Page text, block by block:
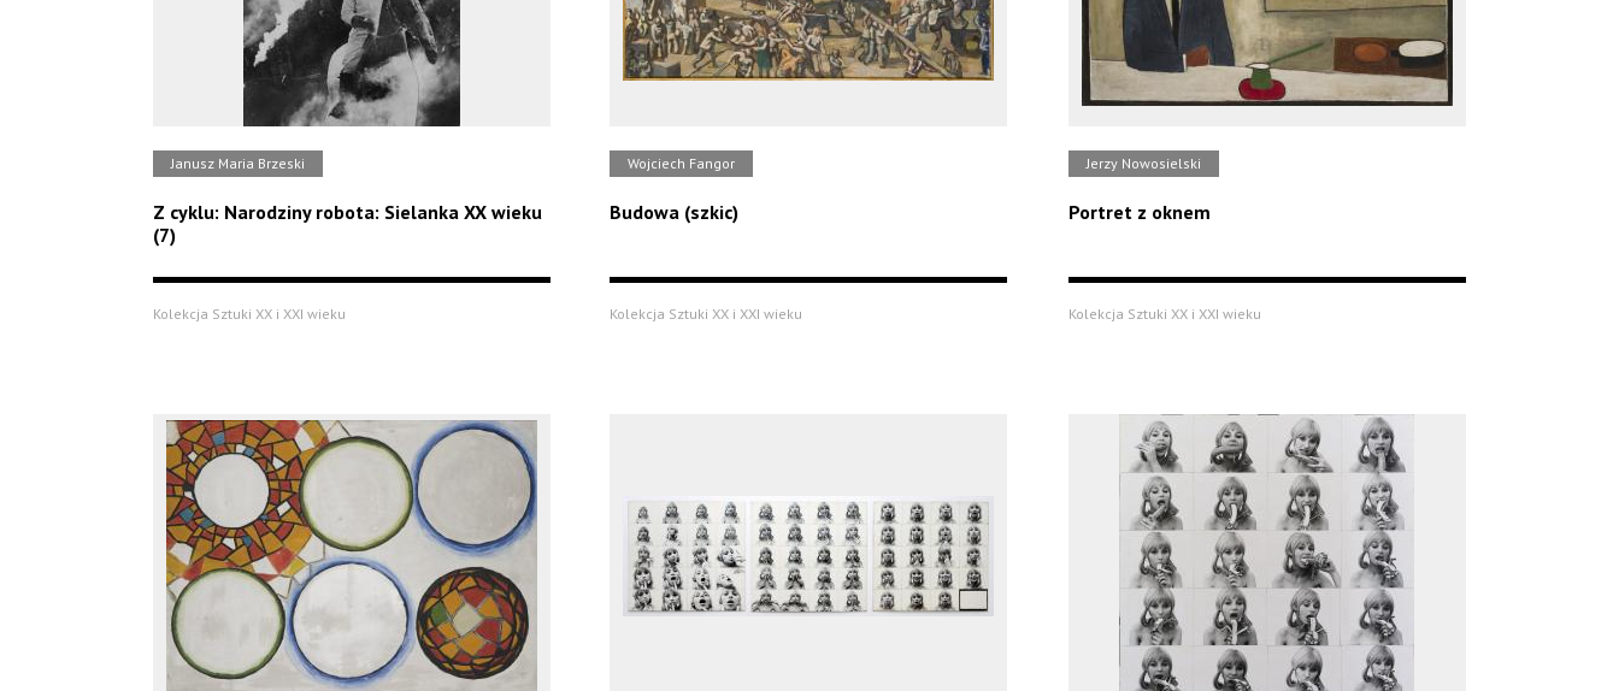
Janusz Maria Brzeski
Z cyklu: Narodziny robota: Sielanka XX wieku
(7)
Kolekcja Sztuki XX i XXI wieku
Wojciech Fangor
Budowa (szkic)
Kolekcja Sztuki XX i XXI wieku
Jerzy Nowosielski
Portret z oknem
Kolekcja Sztuki XX i XXI wieku